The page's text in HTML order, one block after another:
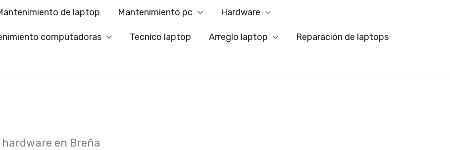
de laptop Mantenimiento pc Hardware
computadoras Tecnico laptop Arreglo laptop Reparación de laptops
en Breña